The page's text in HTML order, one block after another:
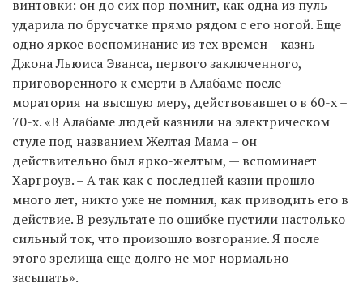
винтовки: он до сих пор помнит, как одна из пуль
ударила по брусчатке прямо рядом с его ногой. Еще
одно яркое воспоминание из тех времен – казнь
Джона Льюиса Эванса, первого заключенного,
приговоренного к смерти в Алабаме после
моратория на высшую меру, действовавшего в 60-х –
70-х. «В Алабаме людей казнили на электрическом
стуле под названием Желтая Мама – он
действительно был ярко-желтым, — вспоминает
Харгроув. – А так как с последней казни прошло
много лет, никто уже не помнил, как приводить его в
действие. В результате по ошибке пустили настолько
сильный ток, что произошло возгорание. Я после
этого зрелища еще долго не мог нормально
засыпать».